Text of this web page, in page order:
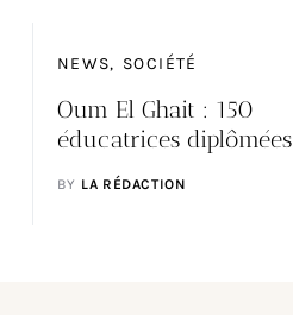
NEWS SOCIÉTÉ
Oum El Ghait : 150
éducatrices diplômées
BY LA RÉDACTION